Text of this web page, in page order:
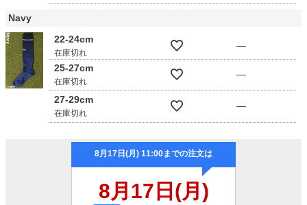
Navy
22-24cm
在庫切れ
—
25-27cm
在庫切れ
—
27-29cm
在庫切れ
—